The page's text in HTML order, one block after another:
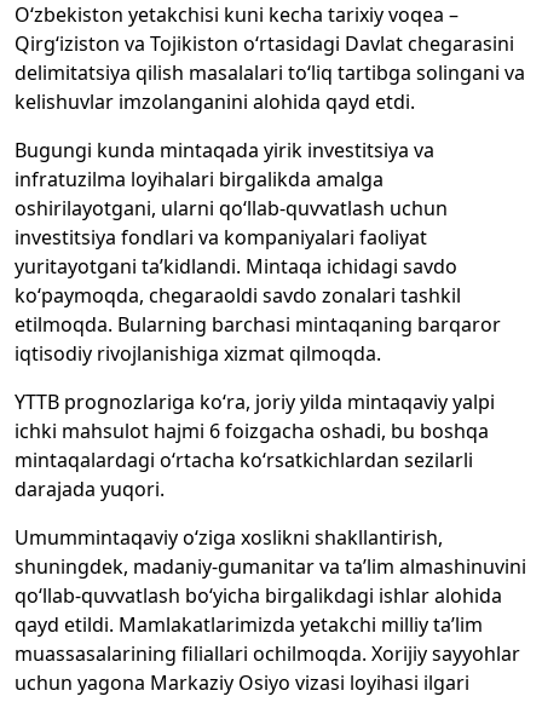
O‘zbekiston yetakchisi kuni kecha tarixiy voqea –
Qirg‘iziston va Tojikiston o‘rtasidagi Davlat chegarasini
delimitatsiya qilish masalalari to‘liq tartibga solingani va
kelishuvlar imzolanganini alohida qayd etdi.
Bugungi kunda mintaqada yirik investitsiya va
infratuzilma loyihalari birgalikda amalga
oshirilayotgani, ularni qo‘llab-quvvatlash uchun
investitsiya fondlari va kompaniyalari faoliyat
yuritayotgani ta’kidlandi. Mintaqa ichidagi savdo
ko‘paymoqda, chegaraoldi savdo zonalari tashkil
etilmoqda. Bularning barchasi mintaqaning barqaror
iqtisodiy rivojlanishiga xizmat qilmoqda.
YTTB prognozlariga ko‘ra, joriy yilda mintaqaviy yalpi
ichki mahsulot hajmi 6 foizgacha oshadi, bu boshqa
mintaqalardagi o‘rtacha ko‘rsatkichlardan sezilarli
darajada yuqori.
Umummintaqaviy o‘ziga xoslikni shakllantirish,
shuningdek, madaniy-gumanitar va ta’lim almashinuvini
qo‘llab-quvvatlash bo‘yicha birgalikdagi ishlar alohida
qayd etildi. Mamlakatlarimizda yetakchi milliy ta’lim
muassasalarining filiallari ochilmoqda. Xorijiy sayyohlar
uchun yagona Markaziy Osiyo vizasi loyihasi ilgari